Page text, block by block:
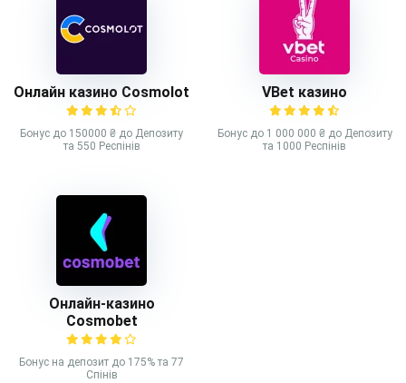
Онлайн казино Cosmolot
Бонус до 150000 ₴ до Депозиту
та 550 Респінів
VBet казино
Бонус до 1 000 000 ₴ до Депозиту
та 1000 Респінів
Онлайн-казино
Cosmobet
Бонус на депозит до 175% та 77
Спінів